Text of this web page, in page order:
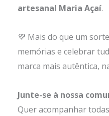
artesanal Maria Açaí.
💜 Mais do que um
memórias e celebrar
marca mais autêntica,
Junte-se à nossa
Quer acompanhar